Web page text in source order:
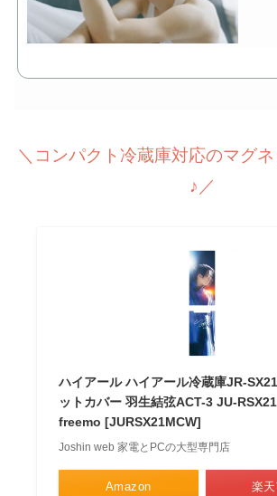
＼コンパクト冷蔵庫対応のマグ
♪／
ハイアール ハイアール冷蔵庫JR-
ットカバー 羽生結弦ACT-3 JU-
freemo [JURSX21MCW]
Joshin web 家電とPCの大型専門店
Amazon 楽